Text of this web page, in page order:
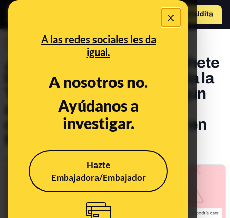
×
A las redes sociales les da
igual.
A nosotros no.
Ayúdanos a
investigar.
Hazte
Embajadora/Embajador
Hazte Maldito
¿Qué sabemos sobre el cohete
lanzado por China que orbita la
Tierra sin control y que según
algunos medios de
comunicación 'podría caer en
Publicado el